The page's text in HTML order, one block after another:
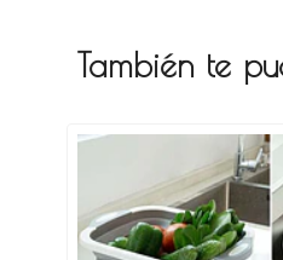
También te